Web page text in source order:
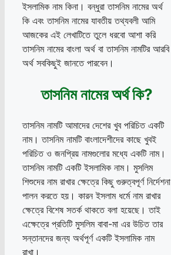
ইসলামিক নাম কিনা। বন্ধুরা তাসনিম নামের অর্থ
কি এবং তাসনিম নামের যাবতীয় তথ্যবলী আমি
আজকের এই লেখাটিতে তুলে ধরবো আশা করি
তাসনিম নামের বাংলা অর্থ বা তাসনিম নামটির আরবি
অর্থ সবকিছুই জানতে পারবেন।
তাসনিম নামের অর্থ কি?
তাসনিম নামটি আমাদের দেশের খুব পরিচিত একটি
নাম। তাসনিম নামটি বাংলাদেশীদের কাছে খুবই
পরিচিত ও জনপ্রিয় নামগুলোর মধ্যে একটি নাম।
তাসনিম নামটি একটি ইসলামিক নাম। মুসলিম
শিশুদের নাম রাখার ক্ষেত্রে কিছু গুরুত্বপূর্ণ নির্দেশনা
পালন করতে হয়। কারন ইসলাম ধর্মে নাম রাখার
ক্ষেত্রে বিশেষ সতর্ক থাকতে বলা হয়েছে। তাই
এক্ষেত্রে প্রতিটি মুসলিম বাবা-মা এর উচিত তার
সন্তানদের জন্য অর্থপূর্ণ একটি ইসলামিক নাম
রাখা।